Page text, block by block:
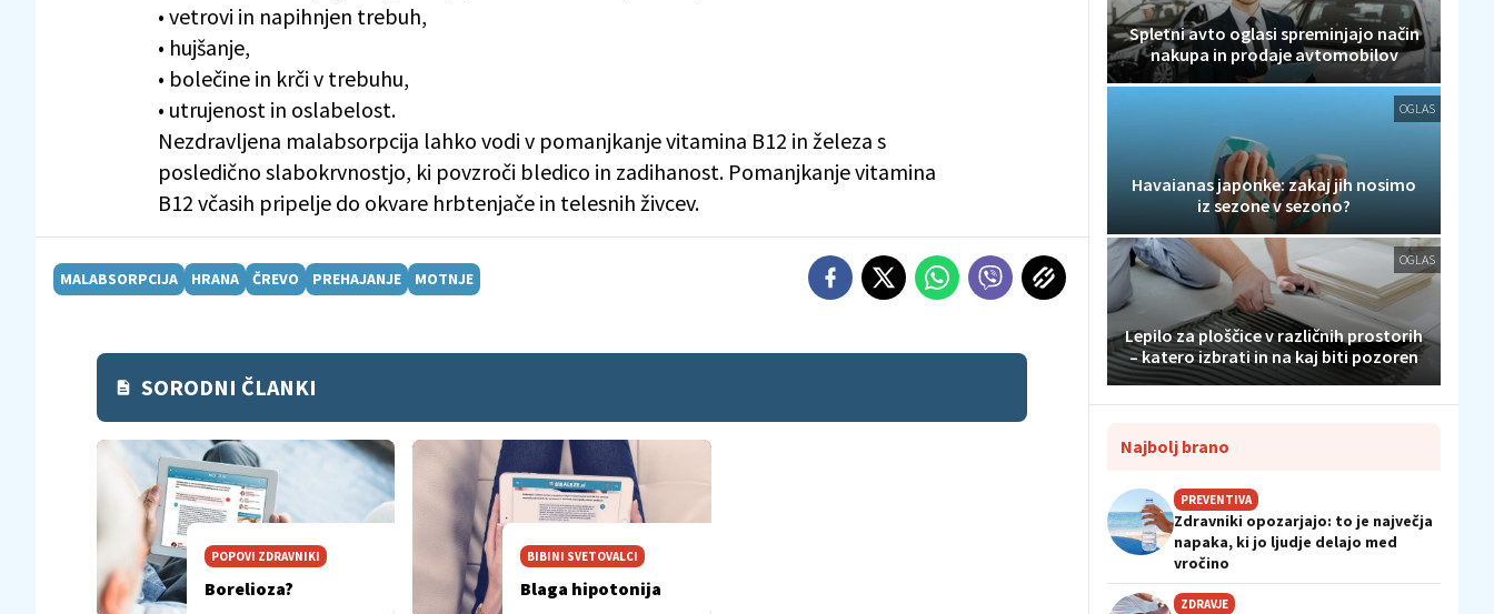
• vetrovi in napihnjen trebuh,
• hujšanje,
• bolečine in krči v trebuhu,
• utrujenost in oslabelost.
Nezdravljena malabsorpcija lahko vodi v pomanjkanje vitamina B12 in železa s
posledično slabokrvnostjo, ki povzroči bledico in zadihanost. Pomanjkanje vitamina
B12 včasih pripelje do okvare hrbtenjače in telesnih živcev.
MALABSORPCIJA HRANA ČREVO PREHAJANJE MOTNJE
SORODNI ČLANKI
POPOVI ZDRAVNIKI
Borelioza?
BIBINI SVETOVALCI
Blaga hipotonija
Spletni avto oglasi spreminjajo način
nakupa in prodaje avtomobilov
OGLAS
Havaianas japonke: zakaj jih nosimo
iz sezone v sezono?
OGLAS
Lepilo za ploščice v različnih prostorih
– katero izbrati in na kaj biti pozoren
Najbolj brano
PREVENTIVA
Zdravniki opozarjajo: to je največja
napaka, ki jo ljudje delajo med
vročino
ZDRAVJE